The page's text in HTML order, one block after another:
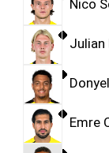
Nico
Julian
Emre